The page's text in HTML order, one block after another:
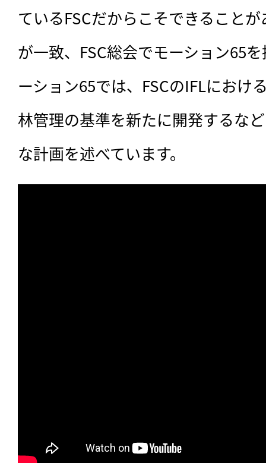
ているFSCだからこそできること
が一致、FSC総会でモーション65
ーション65では、FSCのIFLにおけ
林管理の基準を新たに開発するな
な計画を述べています。